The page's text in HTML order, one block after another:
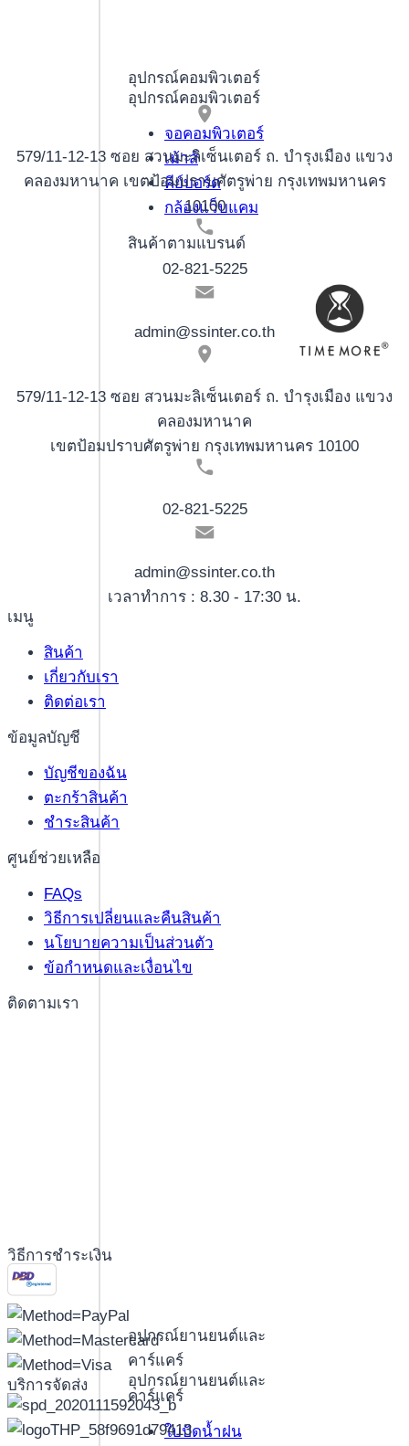
อุปกรณ์คอมพิวเตอร์
อุปกรณ์คอมพิวเตอร์
จอคอมพิวเตอร์
เม้าส์
คีย์บอร์ด
กล้องแว็บแคม
สินค้าตามแบรนด์
อุปกรณ์ยานยนต์และ
คาร์แคร์
อุปกรณ์ยานยนต์และ
คาร์แคร์
ใบปัดน้ำฝน
Lord
of
Ocean
kostenlose
Spins
Play
Demo
579/11-12-13 ซอย สวนมะลิเซ็นเตอร์ ถ. บำรุงเมือง แขวง
คลองมหานาค เขตป้อมปราบศัตรูพ่าย กรุงเทพมหานคร
10100
02-821-5225
admin@ssinter.co.th
579/11-12-13 ซอย สวนมะลิเซ็นเตอร์ ถ. บำรุงเมือง แขวง
คลองมหานาค
เขตป้อมปราบศัตรูพ่าย กรุงเทพมหานคร 10100
02-821-5225
admin@ssinter.co.th
เวลาทำการ : 8.30 - 17:30 น.
เมนู
สินค้า
เกี่ยวกับเรา
ติดต่อเรา
ข้อมูลบัญชี
บัญชีของฉัน
ตะกร้าสินค้า
ชำระสินค้า
ศูนย์ช่วยเหลือ
FAQs
วิธีการเปลี่ยนและคืนสินค้า
นโยบายความเป็นส่วนตัว
ข้อกำหนดและเงื่อนไข
ติดตามเรา
วิธีการชำระเงิน
บริการจัดส่ง